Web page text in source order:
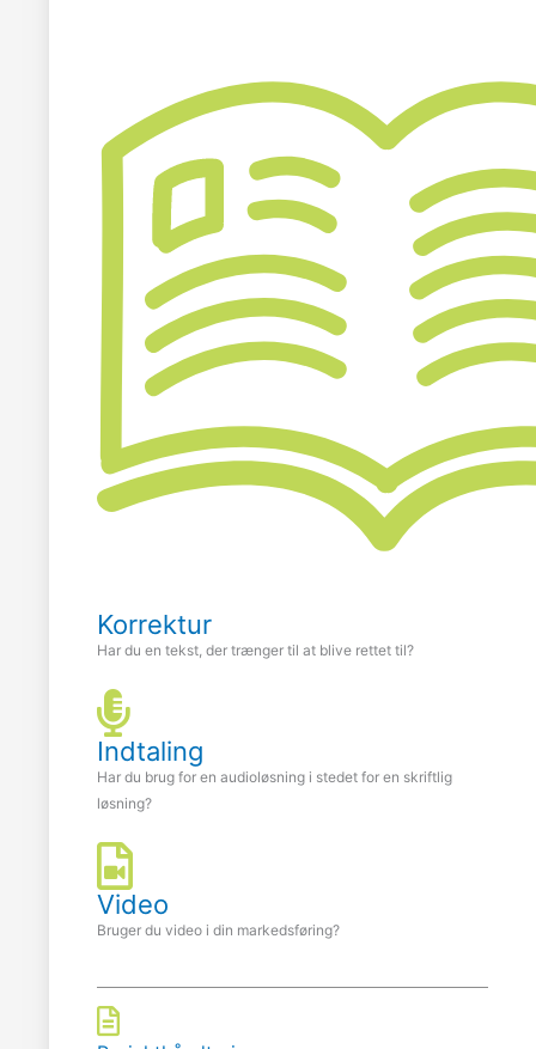
Korrektur
Har du en tekst, der trænger til at blive rettet til?
Indtaling
Har du brug for en audioløsning i stedet for en skriftlig
løsning?
Video
Bruger du video i din markedsføring?